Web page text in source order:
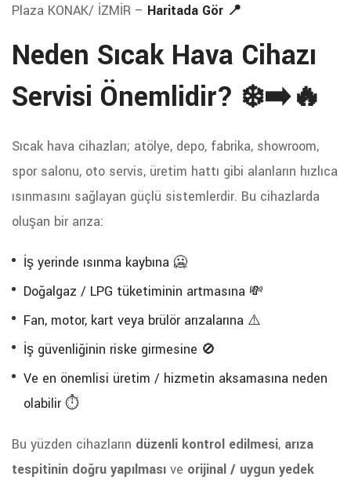
Plaza KONAK/ İZMİR – Haritada Gör 📍
Neden Sıcak Hava Cihazı
Servisi Önemlidir? ❄️➡️🔥
Sıcak hava cihazları; atölye, depo, fabrika, showroom,
spor salonu, oto servis, üretim hattı gibi alanların hızlıca
ısınmasını sağlayan güçlü sistemlerdir. Bu cihazlarda
oluşan bir arıza:
İş yerinde ısınma kaybına 🥶
Doğalgaz / LPG tüketiminin artmasına 💸
Fan, motor, kart veya brülör arızalarına ⚠️
İş güvenliğinin riske girmesine 🚫
Ve en önemlisi üretim / hizmetin aksamasına neden
olabilir ⏱️
Bu yüzden cihazların düzenli kontrol edilmesi, arıza
tespitinin doğru yapılması ve orijinal / uygun yedek